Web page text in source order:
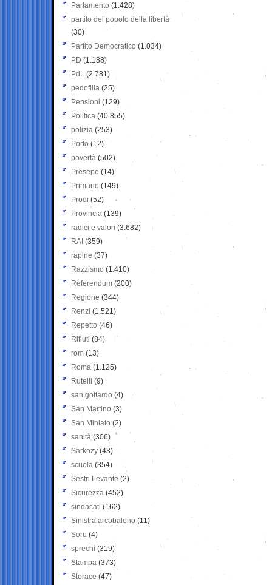
Parlamento (1.428)
partito del popolo della libertà
(30)
Partito Democratico (1.034)
PD (1.188)
PdL (2.781)
pedofilia (25)
Pensioni (129)
Politica (40.855)
polizia (253)
Porto (12)
povertà (502)
Presepe (14)
Primarie (149)
Prodi (52)
Provincia (139)
radici e valori (3.682)
RAI (359)
rapine (37)
Razzismo (1.410)
Referendum (200)
Regione (344)
Renzi (1.521)
Repetto (46)
Rifiuti (84)
rom (13)
Roma (1.125)
Rutelli (9)
san gottardo (4)
San Martino (3)
San Miniato (2)
sanità (306)
Sarkozy (43)
scuola (354)
Sestri Levante (2)
Sicurezza (452)
sindacati (162)
Sinistra arcobaleno (11)
Soru (4)
sprechi (319)
Stampa (373)
Storace (47)